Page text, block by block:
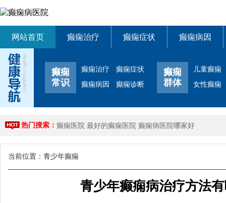
网站首页 癫痫治疗 癫痫症状 癫痫病因
癫痫
常识
癫痫治疗
癫痫症状
癫痫病因
癫痫诊断
癫痫
群体
儿童癫痫
女性癫痫
热门搜索： 癫痫医院 最好的癫痫医院 癫痫病医院哪家好
当前位置： 青少年癫痫
青少年癫痫病治疗方法